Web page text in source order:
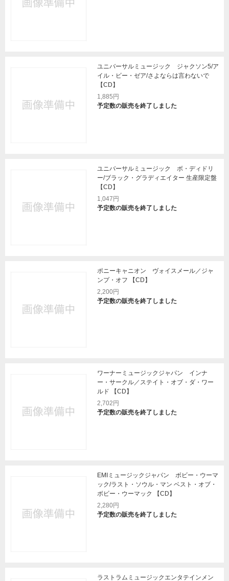
ユニバーサルミュージック ジャクソン5/ア
イル・ビー・ゼア/さよならは言わないで
【CD】
1,885円
予定数の販売を終了しました
ユニバーサルミュージック ボ・ディドリ
ー/ブラック・グラディエイター 生産限定盤
【CD】
1,047円
予定数の販売を終了しました
ポニーキャニオン ヴォイスメール／ジャ
ンプ・オフ 【CD】
2,200円
予定数の販売を終了しました
ワーナーミュージックジャパン インナ
ー・サークル／ステイト・オブ・ダ・ワー
ルド 【CD】
2,702円
予定数の販売を終了しました
EMIミュージックジャパン ボビー・ウーマ
ック/ラスト・ソウル・マン ベスト・オブ・
ボビー・ウーマック 【CD】
2,280円
予定数の販売を終了しました
ラストラムミュージックエンタテインメン